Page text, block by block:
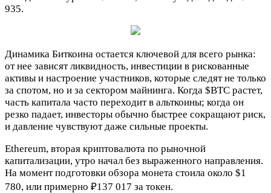
935.
Динамика Биткоина остается ключевой для всего рынка:
от нее зависят ликвидность, инвестиции в рискованные
активы и настроение участников, которые следят не только
за спотом, но и за сектором майнинга. Когда $BTC растет,
часть капитала часто переходит в альткоины; когда он
резко падает, инвесторы обычно быстрее сокращают риск,
и давление чувствуют даже сильные проекты.
Ethereum, вторая криптовалюта по рыночной
капитализации, утро начал без выраженного направления.
На момент подготовки обзора монета стоила около $1
780, или примерно ₽137 017 за токен.